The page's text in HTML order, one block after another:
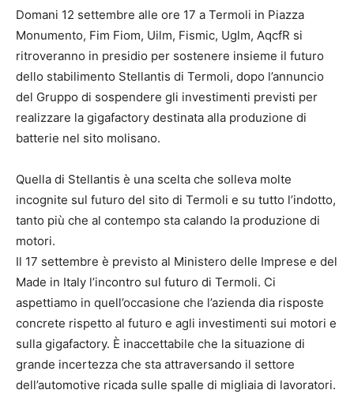
Domani 12 settembre alle ore 17 a Termoli in Piazza
Monumento, Fim Fiom, Uilm, Fismic, Uglm, AqcfR si
ritroveranno in presidio per sostenere insieme il futuro
dello stabilimento Stellantis di Termoli, dopo l’annuncio
del Gruppo di sospendere gli investimenti previsti per
realizzare la gigafactory destinata alla produzione di
batterie nel sito molisano.
Quella di Stellantis è una scelta che solleva molte
incognite sul futuro del sito di Termoli e su tutto l’indotto,
tanto più che al contempo sta calando la produzione di
motori.
Il 17 settembre è previsto al Ministero delle Imprese e del
Made in Italy l’incontro sul futuro di Termoli. Ci
aspettiamo in quell’occasione che l’azienda dia risposte
concrete rispetto al futuro e agli investimenti sui motori e
sulla gigafactory. È inaccettabile che la situazione di
grande incertezza che sta attraversando il settore
dell’automotive ricada sulle spalle di migliaia di lavoratori.